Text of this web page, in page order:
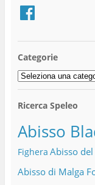
Facebook
Categorie
Categorie
Ricerca Speleo
Abisso
Fighera Abisso
Abisso di Malga